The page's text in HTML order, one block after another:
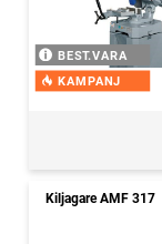
BEST.VARA
KAMPANJ
Kiljagare AMF 317